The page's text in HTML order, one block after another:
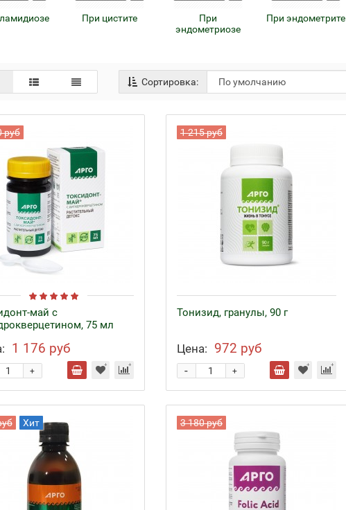
При цистите
При
эндометриозе
При эндометрите
Сортировка:
руб
май с
75 мл
1 176 руб
+
1 215 руб
Тонизид, гранулы, 90 г
Цена: 972 руб
+
-
Хит 3 180 руб